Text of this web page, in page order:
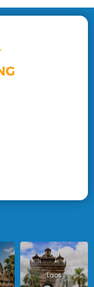
Laos